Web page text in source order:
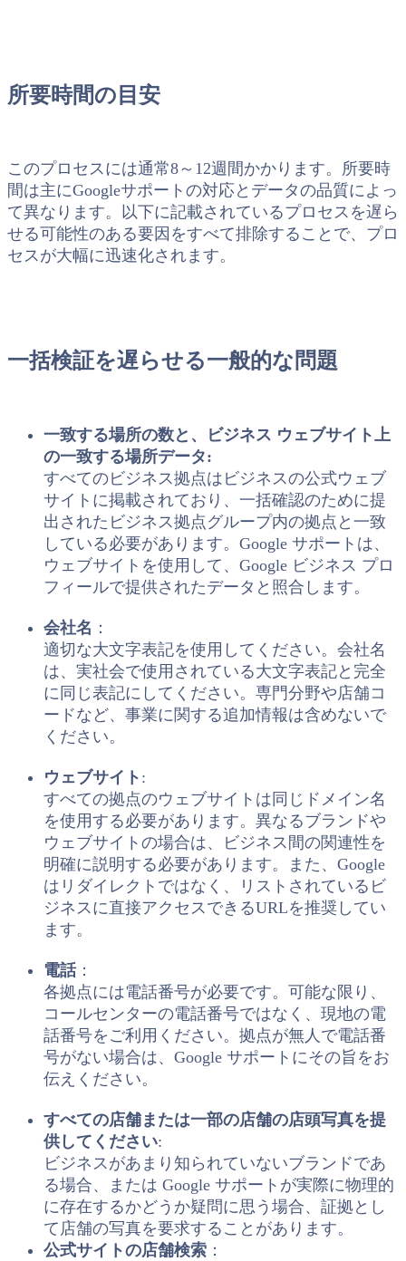
所要時間の目安
このプロセスには通常8～12週間かかります。所要時
間は主にGoogleサポートの対応とデータの品質によっ
て異なります。以下に記載されているプロセスを遅ら
せる可能性のある要因をすべて排除することで、プロ
セスが大幅に迅速化されます。
一括検証を遅らせる一般的な問題
一致する場所の数と、ビジネス ウェブサイト上
の一致する場所データ:
すべてのビジネス拠点はビジネスの公式ウェブ
サイトに掲載されており、一括確認のために提
出されたビジネス拠点グループ内の拠点と一致
している必要があります。Google サポートは、
ウェブサイトを使用して、Google ビジネス プロ
フィールで提供されたデータと照合します。
会社名 ：
適切な大文字表記を使用してください。会社名
は、実社会で使用されている大文字表記と完全
に同じ表記にしてください。専門分野や店舗コ
ードなど、事業に関する追加情報は含めないで
ください。
ウェブサイト :
すべての拠点のウェブサイトは同じドメイン名
を使用する必要があります。異なるブランドや
ウェブサイトの場合は、ビジネス間の関連性を
明確に説明する必要があります。また、Google
はリダイレクトではなく、リストされているビ
ジネスに直接アクセスできるURLを推奨してい
ます。
電話：
各拠点には電話番号が必要です。可能な限り、
コールセンターの電話番号ではなく、現地の電
話番号をご利用ください。拠点が無人で電話番
号がない場合は、Google サポートにその旨をお
伝えください。
すべての店舗または一部の店舗の店頭写真を提
供してください:
ビジネスがあまり知られていないブランドであ
る場合、または Google サポートが実際に物理的
に存在するかどうか疑問に思う場合、証拠とし
て店舗の写真を要求することがあります。
公式サイトの店舗検索 ：